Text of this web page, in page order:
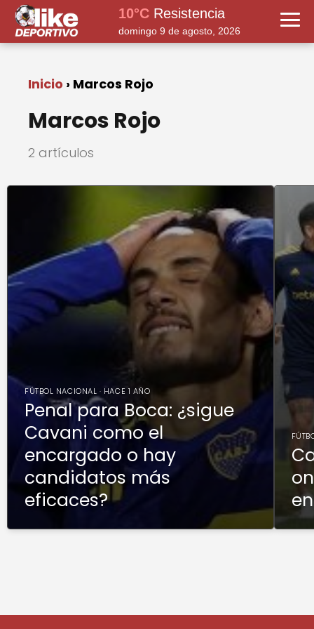
10°C Resistencia
domingo 9 de agosto, 2026
Inicio Marcos Rojo
Marcos Rojo
2 artículos
FÚTBOL NACIONAL · HACE 1 AÑO
Penal para Boca: ¿sigue
Cavani como el
encargado o hay
candidatos más
eficaces?